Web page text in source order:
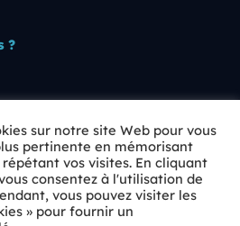
?
Tous droits réservés.
sur notre site Web pour vous
pertinente en mémorisant
vos visites. En cliquant
consentez à l'utilisation de
vous pouvez visiter les
» pour fournir un